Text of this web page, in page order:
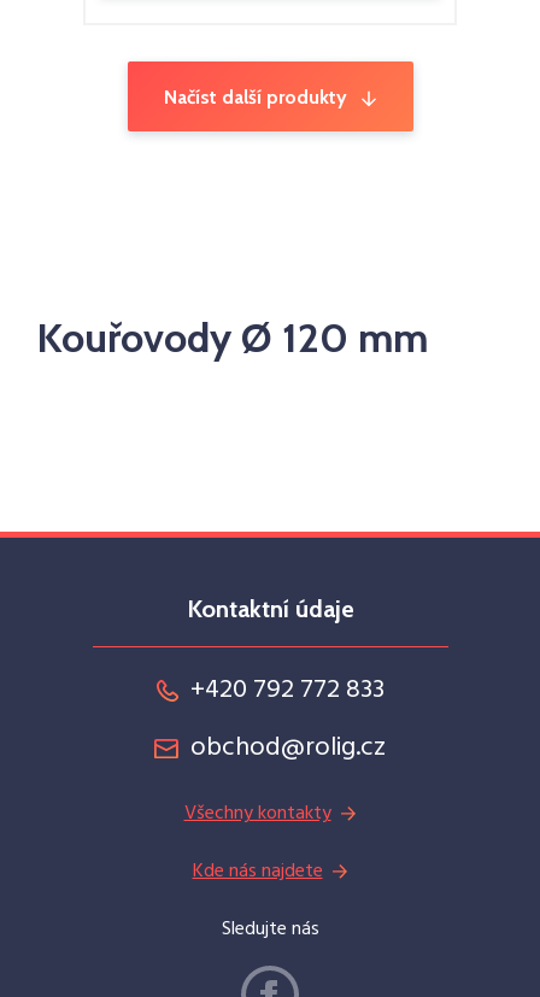
Načíst další produkty
Kouřovody Ø 120 mm
Kontaktní údaje
+420 792 772 833
obchod@rolig.cz
Všechny kontakty
Kde nás najdete
Sledujte nás